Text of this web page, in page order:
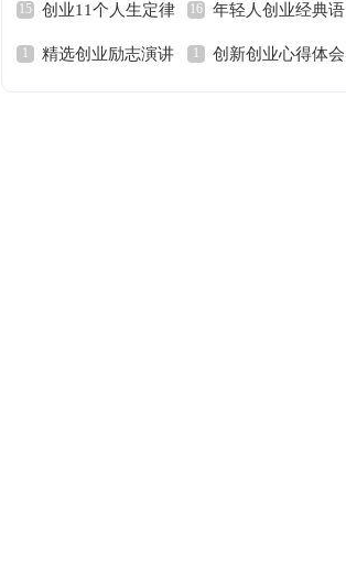
会 会
创业11个人生定律 年轻人创业经典语
句
精选创业励志演讲 创新创业心得体会